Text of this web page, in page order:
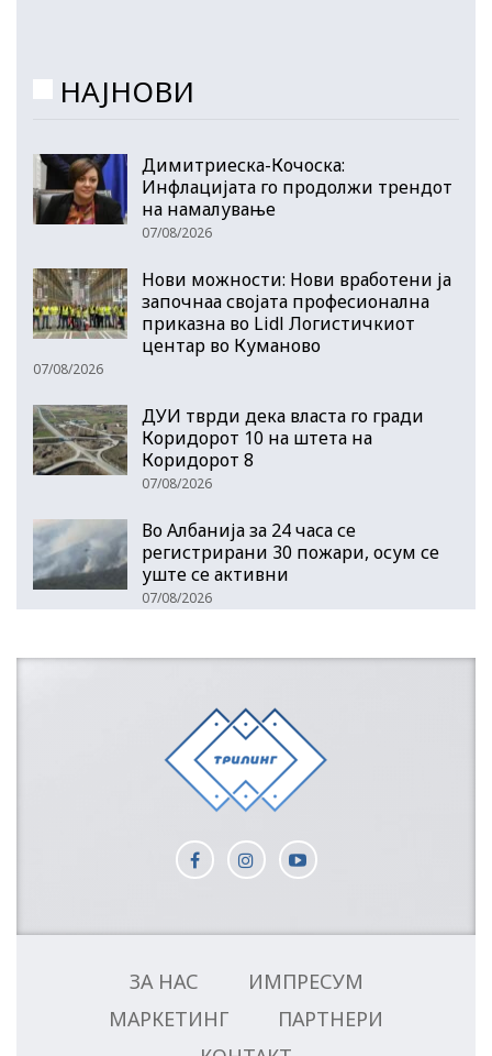
НАЈНОВИ
Димитриеска-Кочоска:
Инфлацијата го продолжи трендот
на намалување
07/08/2026
Нови можности: Нови вработени ја
започнаа својата професионална
приказна во Lidl Логистичкиот
центар во Куманово
07/08/2026
ДУИ тврди дека власта го гради
Коридорот 10 на штета на
Коридорот 8
07/08/2026
Во Албанија за 24 часа се
регистрирани 30 пожари, осум се
уште се активни
07/08/2026
ЗА НАС
ИМПРЕСУМ
МАРКЕТИНГ
ПАРТНЕРИ